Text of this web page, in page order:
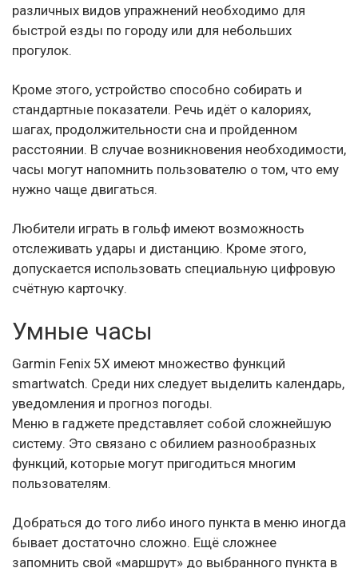
различных видов упражнений необходимо для
быстрой езды по городу или для небольших
прогулок.
Кроме этого, устройство способно собирать и
стандартные показатели. Речь идёт о калориях,
шагах, продолжительности сна и пройденном
расстоянии. В случае возникновения необходимости,
часы могут напомнить пользователю о том, что ему
нужно чаще двигаться.
Любители играть в гольф имеют возможность
отслеживать удары и дистанцию. Кроме этого,
допускается использовать специальную цифровую
счётную карточку.
Умные часы
Garmin Fenix 5X имеют множество функций
smartwatch. Среди них следует выделить календарь,
уведомления и прогноз погоды.
Меню в гаджете представляет собой сложнейшую
систему. Это связано с обилием разнообразных
функций, которые могут пригодиться многим
пользователям.
Добраться до того либо иного пункта в меню иногда
бывает достаточно сложно. Ещё сложнее
запомнить свой «маршрут» до выбранного пункта в